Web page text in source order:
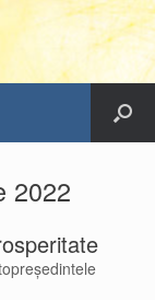
2022